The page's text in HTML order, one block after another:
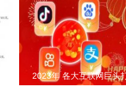
2023年 各大互联网巨头